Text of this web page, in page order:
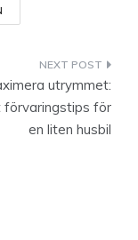
utrymmet:
förvaringstips för
en liten husbil